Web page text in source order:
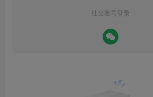
社交账号登录